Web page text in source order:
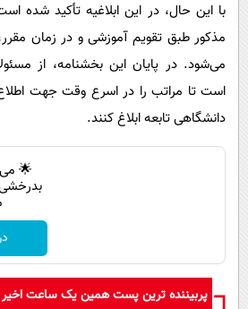
با این حال، در این ابلاغیه تأکید شده
مذکور طبق تقویم آموزشی و در زمان
می‌شود. در پایان این بخشنامه، از
است تا مراتب را در اسرع وقت جهت
دانشگاهی تابعه ابلاغ کنند.
🌟
پربیننده ترین پست همین یک ساعت اخیر